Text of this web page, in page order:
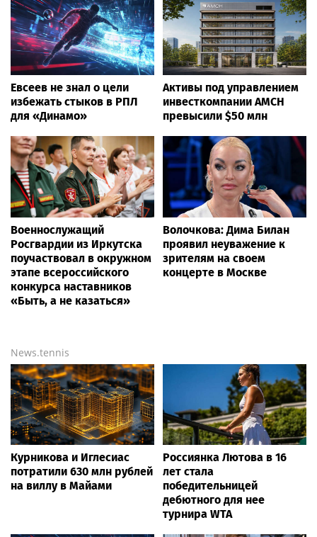
Евсеев не знал о цели
избежать стыков в РПЛ
для «Динамо»
Активы под управлением
инвесткомпании AMCH
превысили $50 млн
Военнослужащий
Росгвардии из Иркутска
поучаствовал в окружном
этапе всероссийского
конкурса наставников
«Быть, а не казаться»
Волочкова: Дима Билан
проявил неуважение к
зрителям на своем
концерте в Москве
News.tennis
Курникова и Иглесиас
потратили 630 млн рублей
на виллу в Майами
Россиянка Лютова в 16
лет стала
победительницей
дебютного для нее
турнира WTA